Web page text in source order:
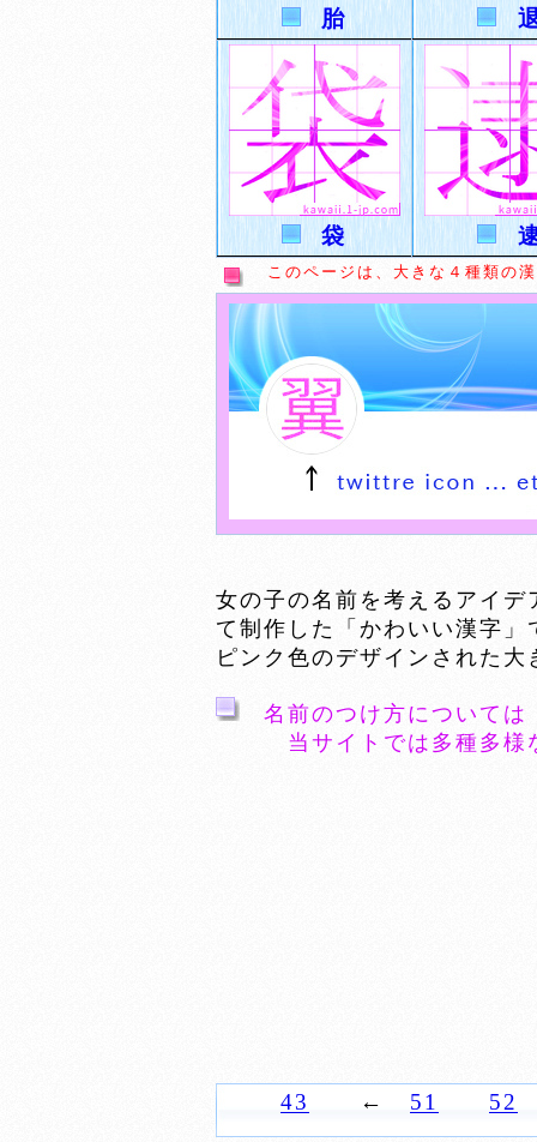
胎
袋
このページは、大きな４種類の
女の子の名前を考えるアイ
て制作した「かわいい漢字
ピンク色のデザインされた
名前のつけ方について
当サイトでは多種多
43 ← 51 52